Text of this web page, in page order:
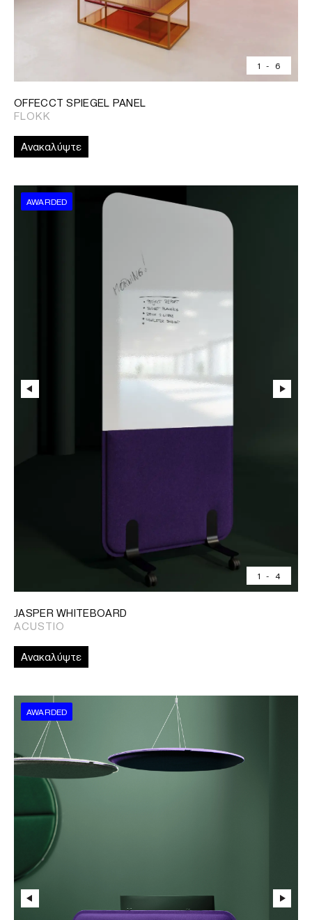
1 - 6
OFFECCT SPIEGEL PANEL
FLOKK
Ανακαλύψτε
AWARDED
1 - 4
JASPER WHITEBOARD
ACUSTIO
Ανακαλύψτε
AWARDED